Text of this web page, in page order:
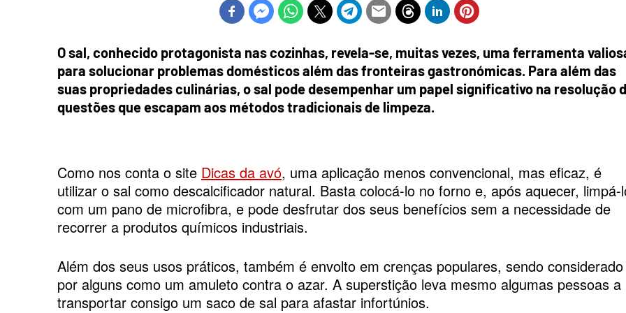
O sal, conhecido protagonista nas cozinhas, revela-se, muitas vezes, uma ferramenta
para solucionar problemas domésticos além das fronteiras gastronómicas. Para além das
suas propriedades culinárias, o sal pode desempenhar um papel significativo na resolução
questões que escapam aos métodos tradicionais de limpeza.
Como nos conta o site Dicas da avó, uma aplicação menos convencional, mas eficaz, é
utilizar o sal como descalcificador natural. Basta colocá-lo no forno e, após aquecer, limpá-
com um pano de microfibra, e pode desfrutar dos seus benefícios sem a necessidade de
recorrer a produtos químicos industriais.
Além dos seus usos práticos, também é envolto em crenças populares, sendo considerado
por alguns como um amuleto contra o azar. A superstição leva mesmo algumas pessoas a
transportar consigo um saco de sal para afastar infortúnios.